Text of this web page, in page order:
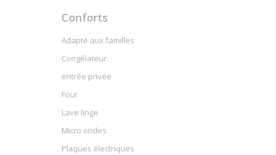
Conforts
Adapté aux familles
Congélateur
entrée privée
Four
Lave linge
Micro ondes
Plaques électriques